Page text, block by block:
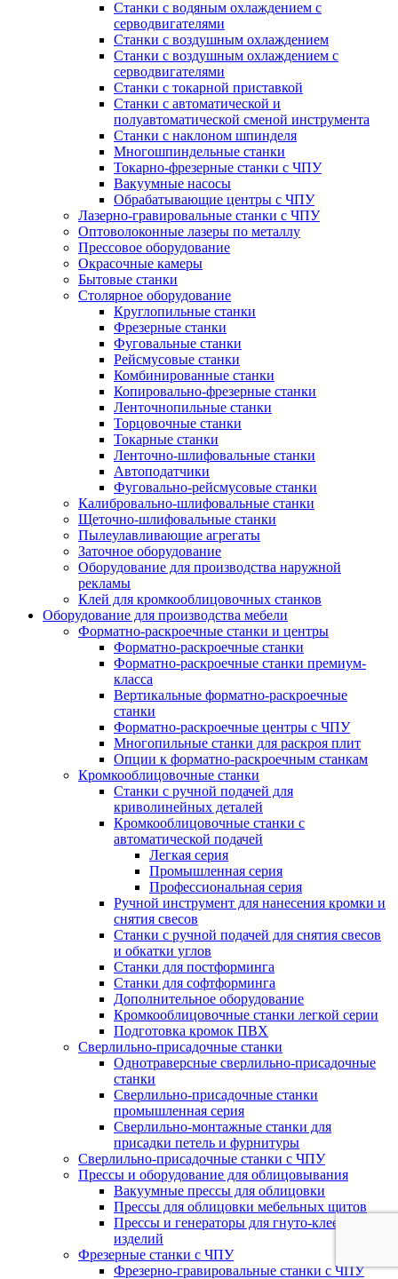
Станки с водяным охлаждением с
серводвигателями
Станки с воздушным охлаждением
Станки с воздушным охлаждением с
серводвигателями
Станки с токарной приставкой
Станки с автоматической и
полуавтоматической сменой инструмента
Станки с наклоном шпинделя
Многошпиндельные станки
Токарно-фрезерные станки с ЧПУ
Вакуумные насосы
Обрабатывающие центры с ЧПУ
Лазерно-гравировальные станки с ЧПУ
Оптоволоконные лазеры по металлу
Прессовое оборудование
Окрасочные камеры
Бытовые станки
Столярное оборудование
Круглопильные станки
Фрезерные станки
Фуговальные станки
Рейсмусовые станки
Комбинированные станки
Копировально-фрезерные станки
Ленточнопильные станки
Торцовочные станки
Токарные станки
Ленточно-шлифовальные станки
Автоподатчики
Фуговально-рейсмусовые станки
Калибровально-шлифовальные станки
Щеточно-шлифовальные станки
Пылеулавливающие агрегаты
Заточное оборудование
Оборудование для производства наружной
рекламы
Клей для кромкооблицовочных станков
Оборудование для производства мебели
Форматно-раскроечные станки и центры
Форматно-раскроечные станки
Форматно-раскроечные станки премиум-
класса
Вертикальные форматно-раскроечные
станки
Форматно-раскроечные центры с ЧПУ
Многопильные станки для раскроя плит
Опции к форматно-раскроечным станкам
Кромкооблицовочные станки
Станки с ручной подачей для
криволинейных деталей
Кромкооблицовочные станки с
автоматической подачей
Легкая серия
Промышленная серия
Профессиональная серия
Ручной инструмент для нанесения кромки и
снятия свесов
Станки с ручной подачей для снятия свесов
и обкатки углов
Станки для постформинга
Станки для софтформинга
Дополнительное оборудование
Кромкооблицовочные станки легкой серии
Подготовка кромок ПВХ
Сверлильно-присадочные станки
Однотраверсные сверлильно-присадочные
станки
Сверлильно-присадочные станки
промышленная серия
Сверлильно-монтажные станки для
присадки петель и фурнитуры
Сверлильно-присадочные станки с ЧПУ
Прессы и оборудование для облицовывания
Вакуумные прессы для облицовки
Прессы для облицовки мебельных щитов
Прессы и генераторы для гнуто-клееных
изделий
Фрезерные станки с ЧПУ
Фрезерно-гравировальные станки с ЧПУ